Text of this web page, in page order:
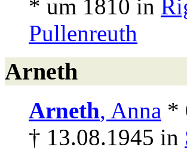
* um 1810 in
Pullenreuth
Arneth
Arneth, Anna *
† 13.08.1945 in